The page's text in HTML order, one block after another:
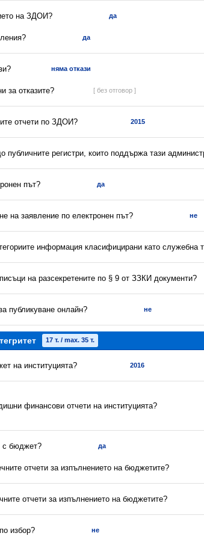
на ЗДОИ? да
да
няма откази
за отказите? [ без отговор ]
отчети по ЗДОИ? 2015
регистри, които поддържа тази
път? да
на заявление по електронен път? не
информация класифицирани като служебна
на разсекретените по § 9 от ЗЗКИ документи?
публикуване онлайн? не
17 т. / max. 35 т.
на институцията? 2016
финансови отчети на институцията?
с бюджет? да
отчети за изпълнението на бюджетите?
отчети за изпълнението на бюджетите?
избор? не